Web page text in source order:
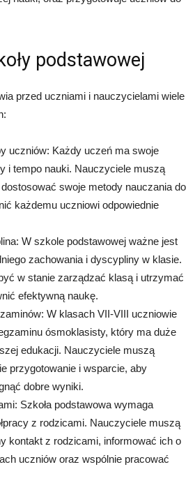
podstawowej
przed uczniami i nauczycielami wiele
uczniów: Każdy uczeń ma swoje
i tempo nauki. Nauczyciele muszą
swoje metody nauczania do
każdemu uczniowi odpowiednie
W szkole podstawowej ważne jest
zachowania i dyscypliny w klasie.
w stanie zarządzać klasą i utrzymać
efektywną naukę.
W klasach VII-VIII uczniowie
ósmoklasisty, który ma duże
edukacji. Nauczyciele muszą
przygotowanie i wsparcie, aby
dobre wyniki.
Szkoła podstawowa wymaga
z rodzicami. Nauczyciele muszą
kontakt z rodzicami, informować ich o
uczniów oraz wspólnie pracować